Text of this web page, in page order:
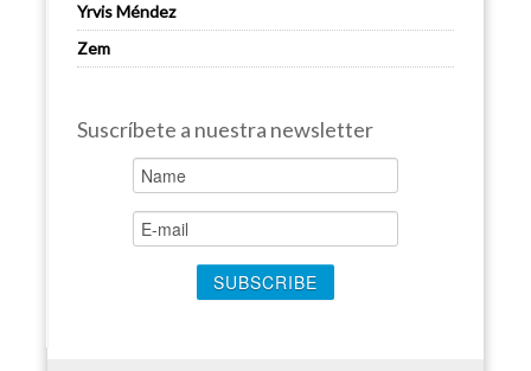
Yrvis Méndez
Zem
Suscríbete a nuestra newsletter